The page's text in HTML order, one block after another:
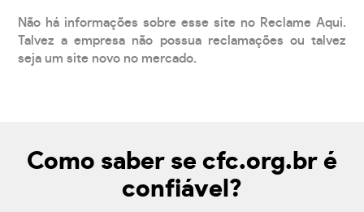
Não há informações sobre esse site no Reclame Aqui.
Talvez a empresa não possua reclamações ou talvez
seja um site novo no mercado.
Como saber se cfc.org.br é
confiável?